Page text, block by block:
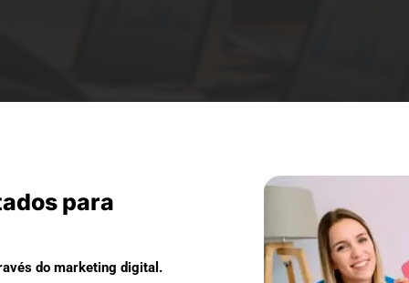
para
do marketing digital.